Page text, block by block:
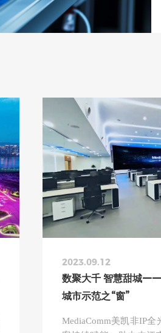
2023.09.12
数聚大千 智慧甜城
城市示范之“窗”
MediaComm美凯非IP